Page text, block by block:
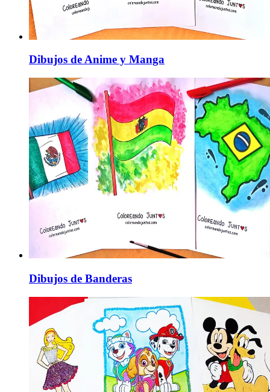
Dibujos de Anime y Manga
Dibujos de Banderas